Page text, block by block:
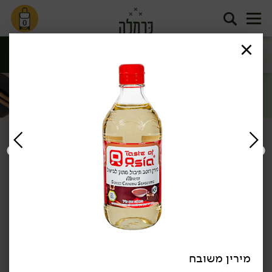
0
אטריות, נודלס
טיסה ליפן
מירין משובח